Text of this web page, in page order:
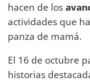
hacen de los
actividades que
panza de mamá.
El 16 de octubre
historias